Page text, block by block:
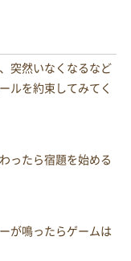
突然いなくなるなど
ルを約束してみてく
ったら宿題を始める
が鳴ったらゲームは